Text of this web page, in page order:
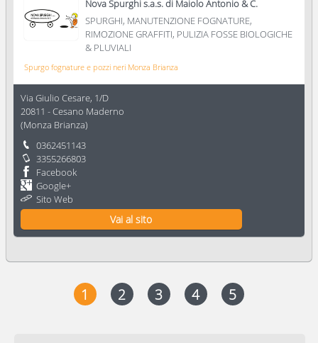
Nova Spurghi s.a.s. di Maiolo Antonio & C.
SPURGHI, MANUTENZIONE FOGNATURE,
RIMOZIONE GRAFFITI, PULIZIA FOSSE BIOLOGICHE
& PLUVIALI
Spurgo fognature e pozzi neri Monza Brianza
Via Giulio Cesare, 1/D
20811 -Cesano Maderno
(Monza Brianza)
0362451143
3355266803
Facebook
Google+
Sito Web
Vai al sito
1 2 3 4 5